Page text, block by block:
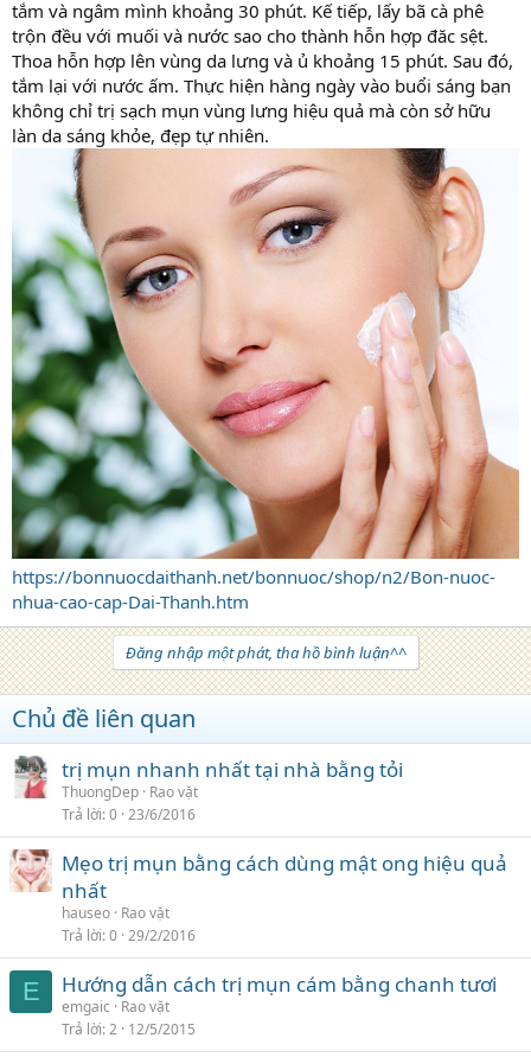
tắm và ngâm mình khoảng 30 phút. Kế tiếp, lấy bã cà phê
trộn đều với muối và nước sao cho thành hỗn hợp đăc sệt.
Thoa hỗn hợp lên vùng da lưng và ủ khoảng 15 phút. Sau đó,
tắm lại với nước ấm. Thực hiện hàng ngày vào buổi sáng bạn
không chỉ trị sạch mụn vùng lưng hiệu quả mà còn sở hữu
làn da sáng khỏe, đẹp tự nhiên.
https://bonnuocdaithanh.net/bonnuoc/shop/n2/Bon-nuoc-
nhua-cao-cap-Dai-Thanh.htm
Đăng nhập một phát, tha hồ bình luận^^
Chủ đề liên quan
trị mụn nhanh nhất tại nhà bằng tỏi
ThuongDep Rao vặt
Trả lời 0 23/6/2016
Mẹo trị mụn bằng cách dùng mật ong hiệu quả
nhất
hauseo Rao vặt
Trả lời 0 29/2/2016
E Hướng dẫn cách trị mụn cám bằng chanh tươi
emgaic
Rao vặt
Trả lời 2 12/5/2015